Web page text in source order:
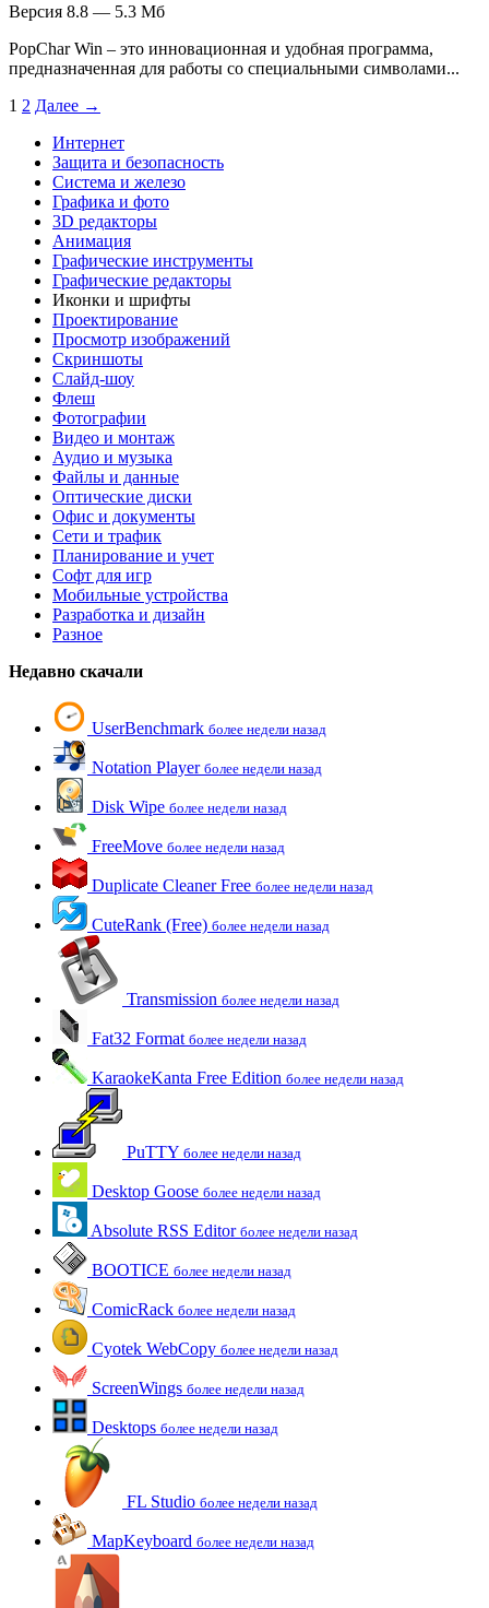
Версия 8.8 — 5.3 Мб
PopChar Win – это инновационная и удобная программа,
предназначенная для работы со специальными символами...
1 2 Далее →
Интернет
Защита и безопасность
Система и железо
Графика и фото
3D редакторы
Анимация
Графические инструменты
Графические редакторы
Иконки и шрифты
Проектирование
Просмотр изображений
Скриншоты
Слайд-шоу
Флеш
Фотографии
Видео и монтаж
Аудио и музыка
Файлы и данные
Оптические диски
Офис и документы
Сети и трафик
Планирование и учет
Софт для игр
Мобильные устройства
Разработка и дизайн
Разное
Недавно скачали
UserBenchmark более недели назад
Notation Player более недели назад
Disk Wipe более недели назад
FreeMove более недели назад
Duplicate Cleaner Free более недели назад
CuteRank (Free) более недели назад
Transmission более недели назад
Fat32 Format более недели назад
KaraokeKanta Free Edition более недели назад
PuTTY более недели назад
Desktop Goose более недели назад
Absolute RSS Editor более недели назад
BOOTICE более недели назад
ComicRack более недели назад
Cyotek WebCopy более недели назад
ScreenWings более недели назад
Desktops более недели назад
FL Studio более недели назад
MapKeyboard более недели назад